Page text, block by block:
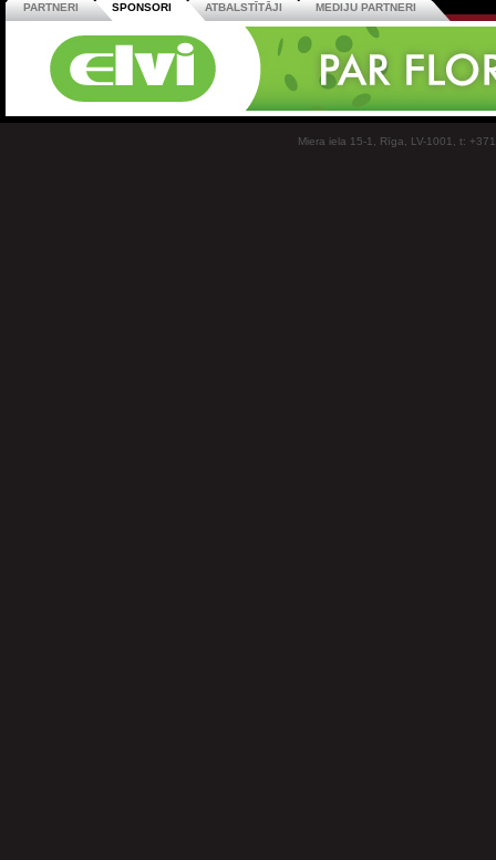
PARTNERI SPONSORI ATBALSTĪTĀJI MEDIJU PARTNERI
Miera iela 15-1, Rīga, LV-1001, t: